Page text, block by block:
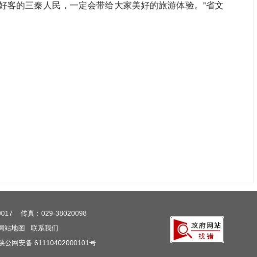
的三秦人民，一定会带给大家美好的旅游体验。”省文
传真：029-38020098
站地图
联系我们
公网安备 61110402000101号